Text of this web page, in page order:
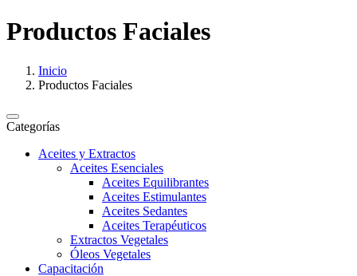
Productos Faciales
Inicio
Productos Faciales
Categorías
Aceites y Extractos
Aceites Esenciales
Aceites Equilibrantes
Aceites Estimulantes
Aceites Sedantes
Aceites Terapéuticos
Extractos Vegetales
Óleos Vegetales
Capacitación